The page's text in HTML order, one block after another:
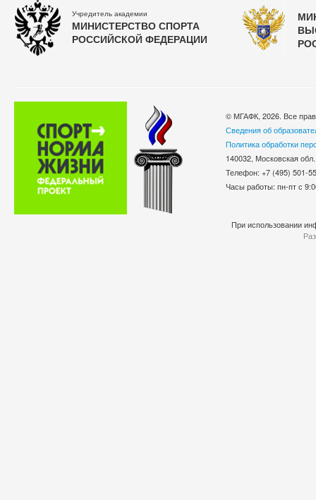
Учредитель академии
МИНИСТЕРСТВО СПОРТА
РОССИЙСКОЙ ФЕДЕРАЦИИ
© МГАФК, 2026. Все
Сведения об
Политика обработки
140032, Московская
Телефон: +7 (495)
Часы работы: пн-пт с
При использовании